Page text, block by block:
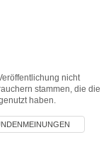
nicht
stammen, die die
haben.